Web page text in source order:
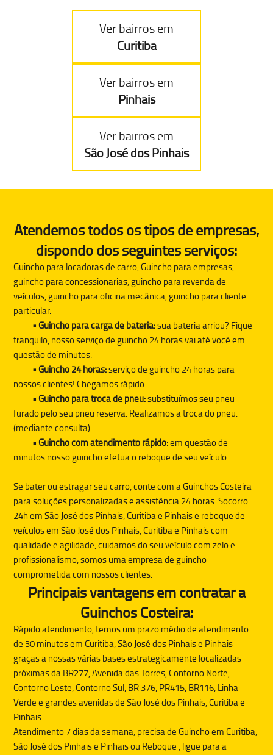
Ver bairros em
Curitiba
Ver bairros em
Pinhais
Ver bairros em
São José dos Pinhais
Atendemos todos os tipos de empresas,
dispondo dos seguintes serviços:
Guincho para locadoras de carro, Guincho para empresas,
guincho para concessionarias, guincho para revenda de
veículos, guincho para oficina mecânica, guincho para cliente
particular.
• Guincho para carga de bateria:sua bateria arriou? Fique
tranquilo, nosso serviço de guincho 24 horas vai até você em
questão de minutos.
• Guincho 24 horas:serviço de guincho 24 horas para
nossos clientes! Chegamos rápido.
• Guincho para troca de pneu:substituímos seu pneu
furado pelo seu pneu reserva. Realizamos a troca do pneu.
(mediante consulta)
• Guincho com atendimento rápido:em questão de
minutos nosso guincho efetua o reboque de seu veículo.
Se bater ou estragar seu carro, conte com aGuinchos Costeira
para soluções personalizadas e assistência 24 horas. Socorro
24h em São José dos Pinhais, Curitiba e Pinhais e reboque de
veículos em São José dos Pinhais, Curitiba e Pinhais com
qualidade e agilidade, cuidamos do seu veículo com zelo e
profissionalismo, somos uma empresa de guincho
comprometida com nossos clientes.
Principais vantagens em contratar a
Guinchos Costeira:
Rápido atendimento, temos um prazo médio de atendimento
de 30 minutos em Curitiba, São José dos Pinhais e Pinhais
graças a nossas várias bases estrategicamente localizadas
próximas da BR277, Avenida das Torres, Contorno Norte,
Contorno Leste, Contorno Sul, BR 376, PR415, BR116, Linha
Verde e grandes avenidas de São José dos Pinhais, Curitiba e
Pinhais.
Atendimento 7 dias da semana, precisa deGuinchoem Curitiba,
São José dos Pinhais e Pinhais ou Reboque , ligue para a